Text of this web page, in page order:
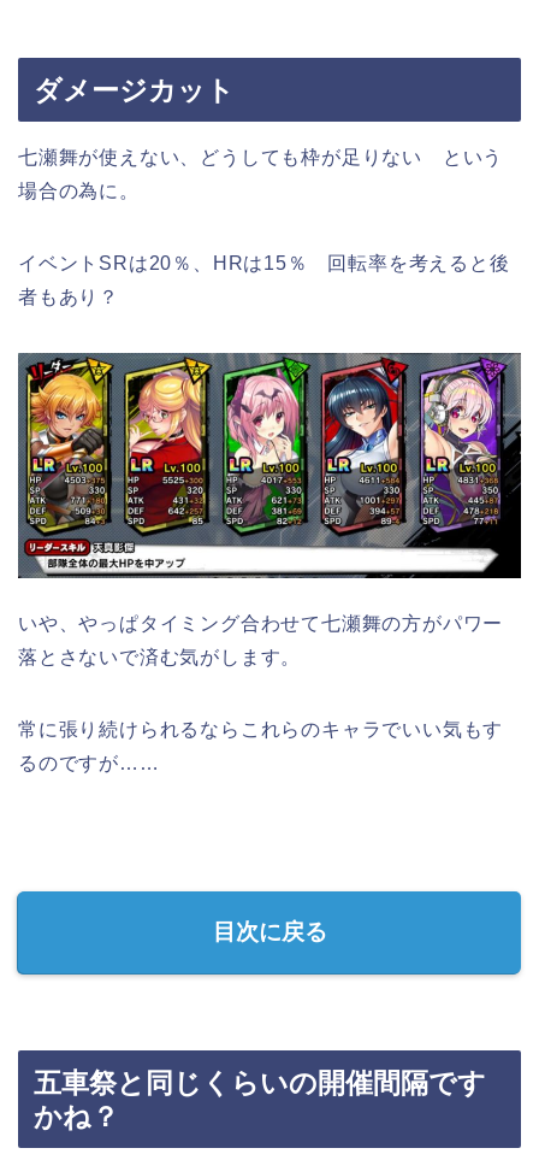
ダメージカット
七瀬舞が使えない、どうしても枠が足りない という
場合の為に。
イベントSRは20％、HRは15％ 回転率を考えると後
者もあり？
いや、やっぱタイミング合わせて七瀬舞の方がパワー
落とさないで済む気がします。
常に張り続けられるならこれらのキャラでいい気もす
るのですが……
目次に戻る
五車祭と同じくらいの開催間隔です
かね？